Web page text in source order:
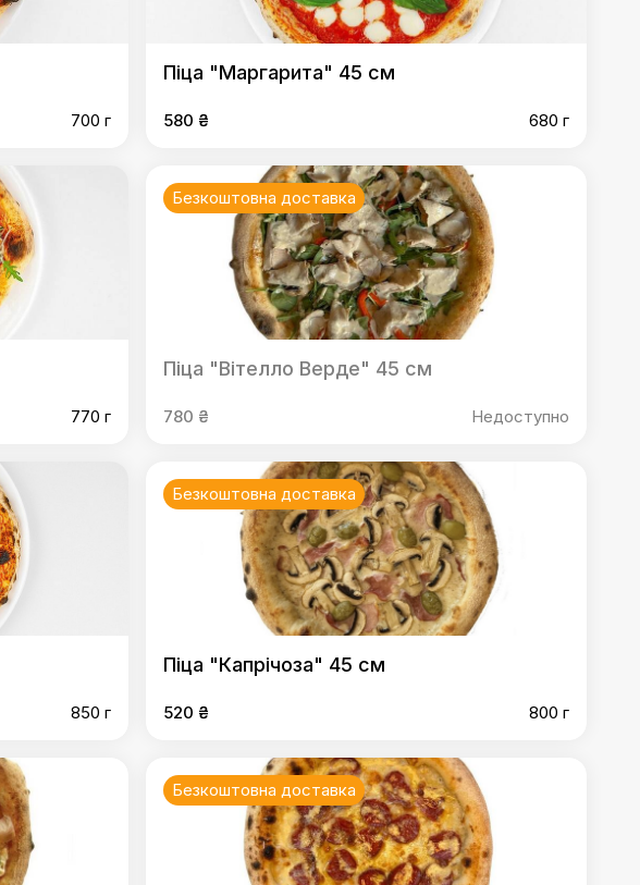
700 г
Піца "Маргарита" 45 см
580 ₴ 680 г
770 г
Безкоштовна доставка
Піца "Вітелло Верде" 45 см
780 ₴ Недоступно
850 г
Безкоштовна доставка
Піца "Капрічоза" 45 см
520 ₴ 800 г
Безкоштовна доставка